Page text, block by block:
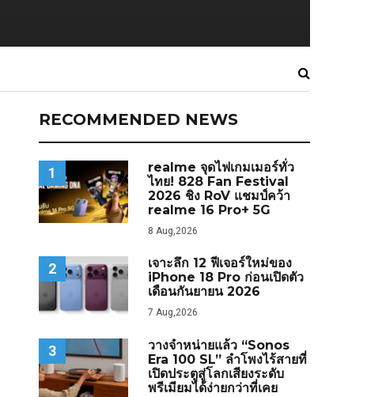
RECOMMENDED NEWS
1
realme จุดไฟเกมเมอร์ทั่ว
ไทย! 828 Fan Festival
2026 ชิง RoV แชมป์คว้า
realme 16 Pro+ 5G
8 Aug,2026
2
เจาะลึก 12 ฟีเจอร์ใหม่ของ
iPhone 18 Pro ก่อนเปิดตัว
เดือนกันยายน 2026
7 Aug,2026
3
วางจำหน่ายแล้ว “Sonos
Era 100 SL” ลำโพงไร้สายที่
เปิดประตูสู่โลกเสียงระดับ
พรีเมียมได้ง่ายกว่าที่เคย